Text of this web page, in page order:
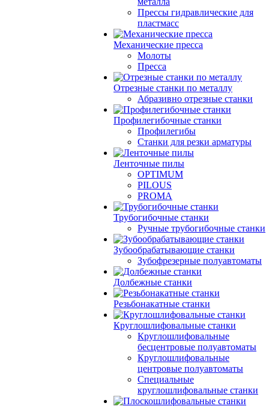
Прессы гидравлические для
пластмасс
Механические пресса
Молоты
Пресса
Отрезные станки по металлу
Абразивно отрезные станки
Профилегибочные станки
Профилегибы
Станки для резки арматуры
Ленточные пилы
OPTIMUM
PILOUS
PROMA
Трубогибочные станки
Ручные трубогибочные станки
Зубообрабатывающие станки
Зубофрезерные полуавтоматы
Долбежные станки
Резьбонакатные станки
Круглошлифовальные станки
Круглошлифовальные
бесцентровые полуавтоматы
Круглошлифовальные
центровые полуавтоматы
Специальные
круглошлифовальные станки